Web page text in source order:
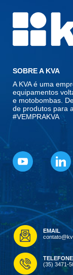
SOBRE A KVA
A KVA é uma
equipamentos
e motobombas.
de produtos para
#VEMPRAKVA
EMAIL
TELEFONE
(35) 3471-